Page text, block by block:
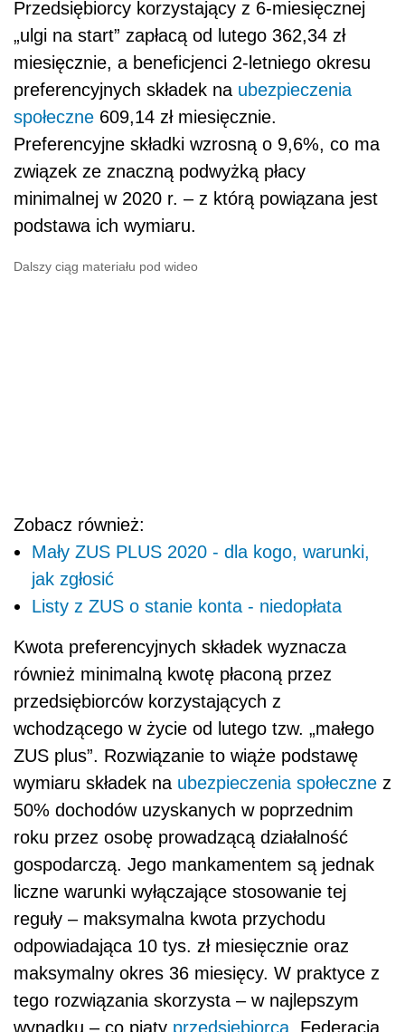
Przedsiębiorcy korzystający z 6-miesięcznej
„ulgi na start” zapłacą od lutego 362,34 zł
miesięcznie, a beneficjenci 2-letniego okresu
preferencyjnych składek na ubezpieczenia
społeczne 609,14 zł miesięcznie.
Preferencyjne składki wzrosną o 9,6%, co ma
związek ze znaczną podwyżką płacy
minimalnej w 2020 r. – z którą powiązana jest
podstawa ich wymiaru.
Dalszy ciąg materiału pod wideo
Zobacz również:
Mały ZUS PLUS 2020 - dla kogo, warunki,
jak zgłosić
Listy z ZUS o stanie konta - niedopłata
Kwota preferencyjnych składek wyznacza
również minimalną kwotę płaconą przez
przedsiębiorców korzystających z
wchodzącego w życie od lutego tzw. „małego
ZUS plus”. Rozwiązanie to wiąże podstawę
wymiaru składek na ubezpieczenia społeczne z
50% dochodów uzyskanych w poprzednim
roku przez osobę prowadzącą działalność
gospodarczą. Jego mankamentem są jednak
liczne warunki wyłączające stosowanie tej
reguły – maksymalna kwota przychodu
odpowiadająca 10 tys. zł miesięcznie oraz
maksymalny okres 36 miesięcy. W praktyce z
tego rozwiązania skorzysta – w najlepszym
wypadku – co piąty przedsiębiorca. Federacja